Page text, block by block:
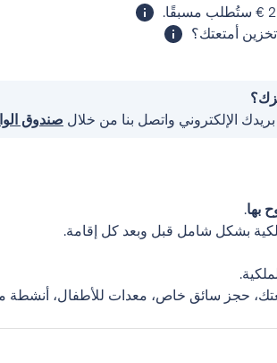
أمتعتك؟
الإلكتروني واتصل بنا من خلال صندوق
بها.
بشكل شامل قبل وبعد كل إقامة.
حجز سائق خاص، معدات للأطفال، أنشطة